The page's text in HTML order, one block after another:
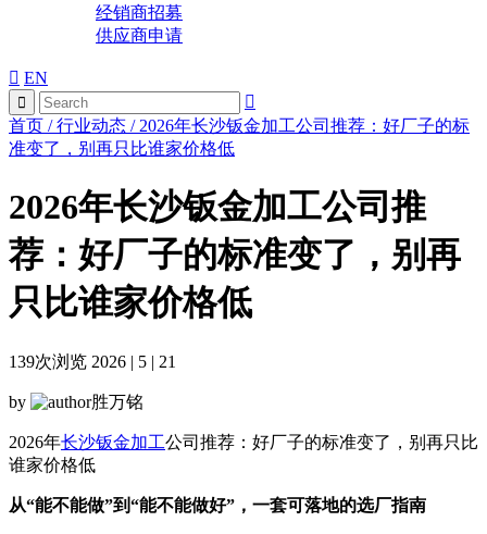
经销商招募
供应商申请
EN
首页 /行业动态 / 2026年长沙钣金加工公司推荐：好厂子的标
准变了，别再只比谁家价格低
2026年长沙钣金加工公司推
荐：好厂子的标准变了，别再
只比谁家价格低
139次浏览 2026 | 5 | 21
by 胜万铭
2026年长沙钣金加工公司推荐：好厂子的标准变了，别再只比
谁家价格低
从“能不能做”到“能不能做好”，一套可落地的选厂指南